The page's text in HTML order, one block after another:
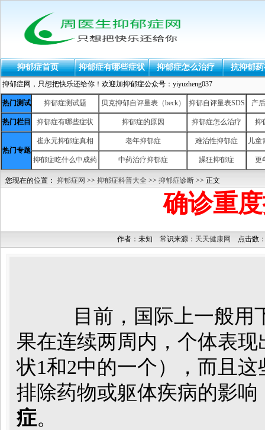
抑郁症首页 抑郁症有哪些症状 抑郁症怎么治疗 抗抑郁
抑郁症网，只想把快乐还给你！欢迎加抑郁症公众号：yiyuzheng037
热门测试 抑郁症测试题 贝克抑郁自评量表（beck） 抑郁自评量表SDS 产
热门栏目 抑郁症有哪些症状 抑郁症的原因 抑郁症怎么治疗 抑
热门专题
崔永元抑郁症真相 老年抑郁症 难治性抑郁症 儿童
抑郁症吃什么中成药 中药治疗抑郁症 躁狂抑郁症 更
您现在的位置： 抑郁症网 >> 抑郁症科普大全 >> 抑郁症诊断 >> 正文
确诊重
作者：未知 常识来源： 天天健康网 点击数
目前，国际上一般用
果在连续两周内，个体表
状1和2中的一个），而且
排除药物或躯体疾病的影
症。